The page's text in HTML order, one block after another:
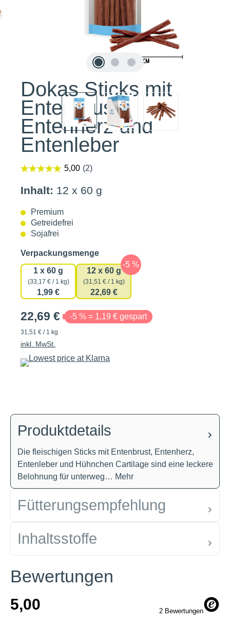
Dokas Sticks mit
Entenbrust,
Entenherz und
Entenleber
Inhalt: 12 x 60 g
Premium
Getreidefrei
Sojafrei
Verpackungsmengeauswählen
1 x 60 g
(33,17 € / 1 kg)
1,99 €
12 x 60 g
(31,51 € / 1 kg)
22,69 €
22,69 € -5 % = 1,19 € gespart
31,51 € / 1 kg
inkl. MwSt.
Produktdetails
Die fleischigen Sticks mit Entenbrust, Entenherz,
Entenleber und Hühnchen Cartilage sind eine leckere
Belohnung für unterweg… Mehr
Fütterungsempfehlung
Inhaltsstoffe
Bewertungen